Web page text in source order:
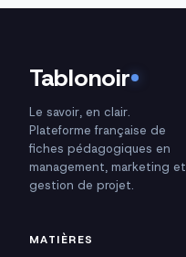
Tablonoir
Le savoir, en clair.
Plateforme française de
fiches pédagogiques en
management, marketing et
gestion de projet.
MATIÈRES